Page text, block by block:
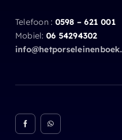
Telefoon : 0598 – 621 001
Mobiel: 06 54294302